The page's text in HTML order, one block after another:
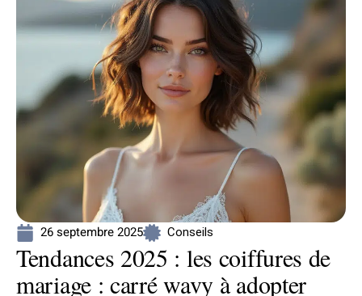
26 septembre 2025 Conseils
Tendances 2025 : les coiffures de
mariage : carré wavy à adopter